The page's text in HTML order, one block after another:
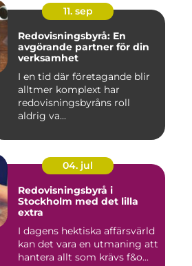
11. sep
Redovisningsbyrå: En
avgörande partner för din
verksamhet
I en tid där företagande blir
alltmer komplext har
redovisningsbyråns roll
aldrig va...
04. jul
Redovisningsbyrå i
Stockholm med det lilla
extra
I dagens hektiska affärsvärld
kan det vara en utmaning att
hantera allt som krävs f&o...